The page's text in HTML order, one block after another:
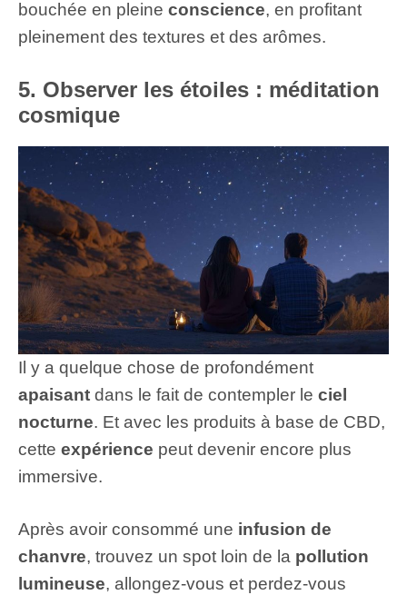
bouchée en pleine conscience, en profitant
pleinement des textures et des arômes.
5. Observer les étoiles : méditation
cosmique
Il y a quelque chose de profondément
apaisant dans le fait de contempler le ciel
nocturne. Et avec les produits à base de CBD,
cette expérience peut devenir encore plus
immersive.
Après avoir consommé une infusion de
chanvre, trouvez un spot loin de la pollution
lumineuse, allongez-vous et perdez-vous